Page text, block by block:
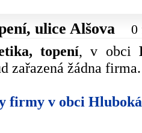
ulice Alšova 0
topení, v obci
zařazená žádna firma.
firmy v obci